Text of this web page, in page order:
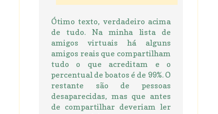
Ótimo texto, verdadeiro acima
de tudo. Na minha lista de
amigos virtuais há alguns
amigos reais que compartilham
tudo o que acreditam e o
percentual de boatos é de 99%. O
restante são de pessoas
desaparecidas, mas que antes
de compartilhar deveriam ler